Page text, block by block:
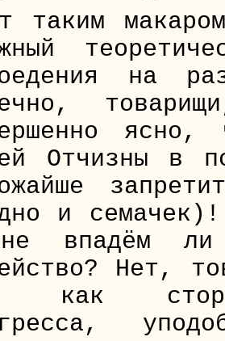
таким
на
ясно,
Отчизны в
и
впадём ли
Нет,
как